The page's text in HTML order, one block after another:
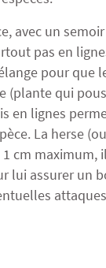
avec un
pas en
pour que
(plante qui
en lignes
La herse
cm
lui assurer un